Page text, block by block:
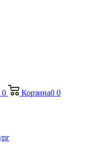
0 Корзина0 0